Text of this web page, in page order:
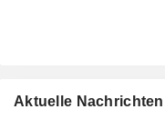
Aktuelle